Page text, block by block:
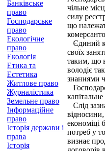
Банківське
право
Господарське
право
Екологічне
право
Екологія
Етика та
Естетика
Житлове право
Журналістика
Земельне право
Інформаційне
право
Історія держави і
права
Історія
чільне
силу
що
Єдиний
своїх
таким, що
володіє
знаннями
Слід
економіці
потреб у
визнає